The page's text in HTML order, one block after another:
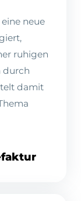
neue
ruhigen
durch
damit